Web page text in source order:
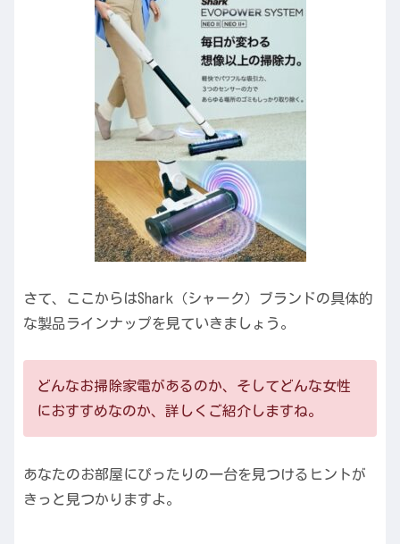
さて、ここからはShark（シャーク）ブランドの具体的
な製品ラインナップを見ていきましょう。
どんなお掃除家電があるのか、そしてどんな女性
におすすめなのか、詳しくご紹介しますね。
あなたのお部屋にぴったりの一台を見つけるヒントが
きっと見つかりますよ。